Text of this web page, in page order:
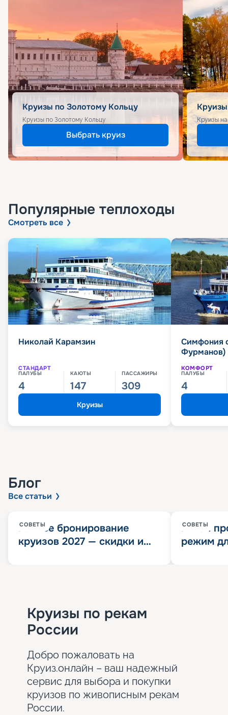
Круизы по Золотому Кольцу
Круизы по Золотому Кольцу
Выбрать круиз
Круизы
Популярные теплоходы
Смотреть все
Николай Карамзин
СТАНДАРТ
ПАЛУБЫ
4
КАЮТЫ
147
ПАССАЖИРЫ
309
Круизы
Симфония
Фурманов)
КОМФОРТ
ПАЛУБЫ
4
Блог
Все статьи
СОВЕТЫ
Раннее бронирование
круизов 2027 — скидки и
СОВЕТЫ
Китай
режим
Круизы по рекам
России
Добро пожаловать на
Круиз.онлайн – ваш надежный
сервис для выбора и покупки
круизов по живописным рекам
России.